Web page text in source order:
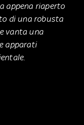
appena riaperto
di una robusta
vanta una
apparati